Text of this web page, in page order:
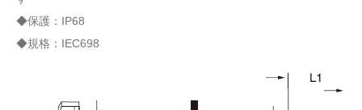
◆保護：IP68
◆規格：IEC698